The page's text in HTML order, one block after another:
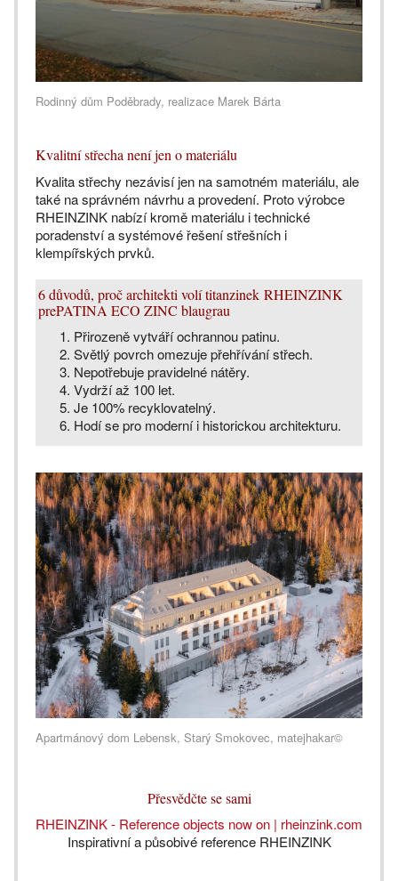
Rodinný dům Poděbrady, realizace Marek Bárta
Kvalitní střecha není jen o materiálu
Kvalita střechy nezávisí jen na samotném materiálu, ale
také na správném návrhu a provedení. Proto výrobce
RHEINZINK nabízí kromě materiálu i technické
poradenství a systémové řešení střešních i
klempířských prvků.
6 důvodů, proč architekti volí titanzinek RHEINZINK
prePATINA ECO ZINC blaugrau
Přirozeně vytváří ochrannou patinu.
Světlý povrch omezuje přehřívání střech.
Nepotřebuje pravidelné nátěry.
Vydrží až 100 let.
Je 100% recyklovatelný.
Hodí se pro moderní i historickou architekturu.
Apartmánový dom Lebensk, Starý Smokovec, matejhakar©
Přesvědčte se sami
RHEINZINK - Reference objects now on | rheinzink.com
Inspirativní a působivé reference RHEINZINK